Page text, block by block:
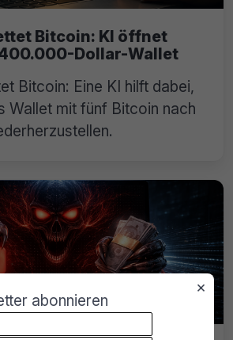
Bitcoin: KI öffnet
Dollar-Wallet
Bitcoin: Eine KI hilft dabei,
Wallet mit fünf Bitcoin nach
×
abonnieren